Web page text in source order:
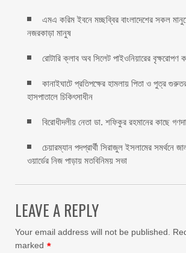
এমএ করিম ইবনে মচ্ছব্বির বাংলাদেশের সকল
নজরকাড়া মানুষ ‎
রোটারি ক্লাব অব সিলেট পাইওনিয়ারের বৃক্ষরোপণ
কানাইঘাটে প্রতিপক্ষের হামলায় পিতা ও পুত্র
হাসপাতালে চিকিৎসাধীন
বিরোধীদলীয় নেতা ডা. শফিকুর রহমানের কাছে
চেয়ারম্যান পদপ্রার্থী সিরাজুল ইসলামের সমর্থনে
ওয়ার্ডের নিজ পাড়ায় মতবিনিময় সভা
LEAVE A REPLY
Your email address will not be published.
marked *